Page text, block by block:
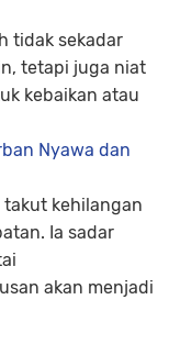
tidak sekadar
tetapi juga niat
kebaikan atau
Nyawa dan
takut kehilangan
Ia sadar
akan menjadi